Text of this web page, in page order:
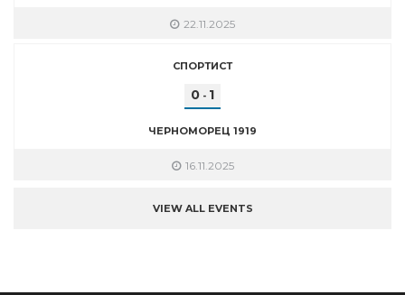
22.11.2025
СПОРТИСТ
0 - 1
ЧЕРНОМОРЕЦ 1919
16.11.2025
VIEW ALL EVENTS